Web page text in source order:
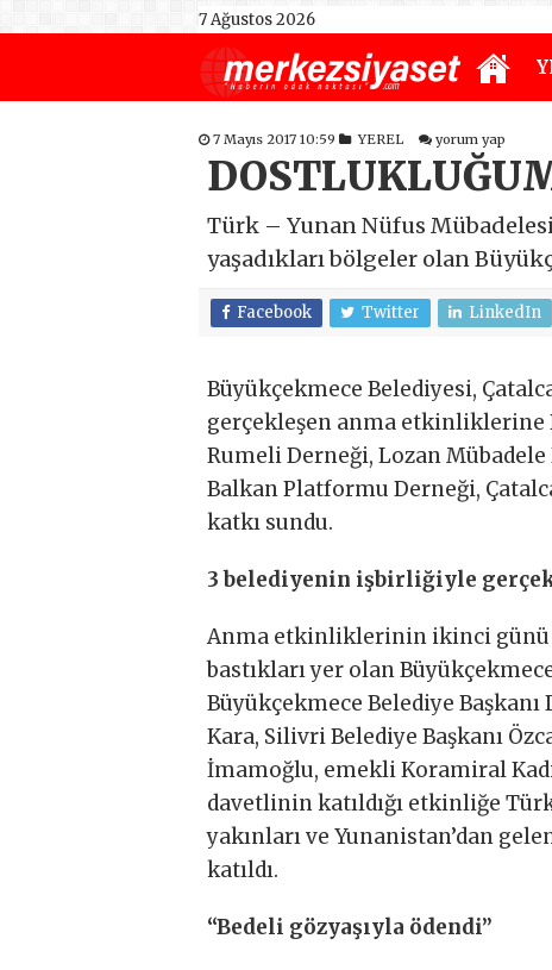
7 Ağustos 2026
7 Mayıs 2017 10:59 YEREL yorum yap
Türk – Yunan Nüfus
yaşadıkları bölgeler olan
Facebook Twitter LinkedIn
Büyükçekmece Belediyesi,
gerçekleşen anma etkinliklerine
Rumeli Derneği, Lozan
Balkan Platformu Derneği,
katkı sundu.
3 belediyenin işbirliğiyle
Anma etkinliklerinin ikinci günü
bastıkları yer olan
Büyükçekmece Belediye Başkanı
Kara, Silivri Belediye Başkanı
İmamoğlu, emekli Koramiral
davetlinin katıldığı etkinliğe
yakınları ve Yunanistan’dan
katıldı.
“Bedeli gözyaşıyla ödendi”